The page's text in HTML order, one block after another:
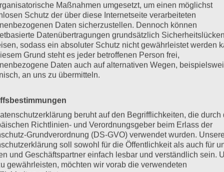
However, we cannot assume any liability for the
in accordance with § 5 DDG and general laws.
that indicate illegal activity. Obligations to remove
from the time of knowledge of a concrete
Seiten unterliegen dem deutschen Urheberrecht. Die
der schriftlichen Zustimmung des jeweiligen Autors
Inhalte auf dieser Seite nicht vom Betreiber erstellt
Maßnahmen umgesetzt, um einen möglichst
Schutz der über diese Internetseite verarbeiteten
Daten sicherzustellen. Dennoch können
Datenübertragungen grundsätzlich Sicherheitslücken
sodass ein absoluter Schutz nicht gewährleistet werden
Grund steht es jeder betroffenen Person frei,
Daten auch auf alternativen Wegen,
an uns zu übermitteln.
beruht auf den Begrifflichkeiten, die durch
Richtlinien- und Verordnungsgeber beim Erlass der
Grundverordnung (DS-GVO) verwendet wurden. Unsere
soll sowohl für die Öffentlichkeit als auch für
und Geschäftspartner einfach lesbar und verständlich sein.
gewährleisten, möchten wir vorab die verwendeten